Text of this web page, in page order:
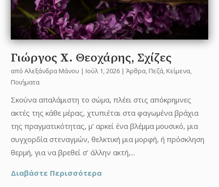
Γιώργος Χ. Θεοχάρης, Σχίζες
απόΑλεξάνδρα Μάνου | Ιούλ 1, 2026 |Άρθρα, Πεζά, Κείμενα,
Ποιήματα
Σκούνα απαλάμιστη το σώμα, πλέει στις απόκρημνες
ακτές της κάθε μέρας, χτυπιέται στα φαγωμένα βράχια
της πραγματικότητας, μ’ αρκεί ένα βλέμμα μουσικό, μια
συγχορδία στεναγμών, θελκτική μια μορφή, ή πρόσκληση
θερμή, για να βρεθεί σ’ άλλην ακτή,...
Διαβάστε Περισσότερα